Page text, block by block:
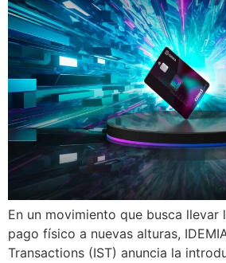
En un movimiento que busca llevar
pago físico a nuevas alturas,
Transactions (IST) anuncia la